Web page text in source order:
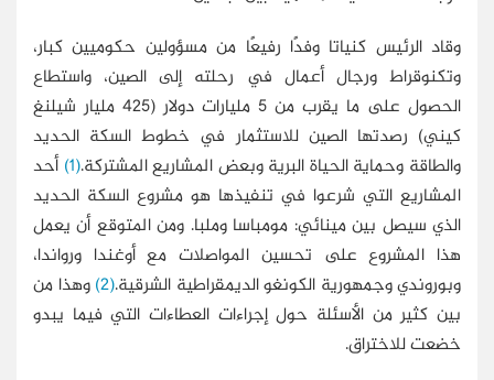
وقاد الرئيس كنياتا وفدًا رفيعًا من مسؤولين حكوميين كبار،
وتكنوقراط ورجال أعمال في رحلته إلى الصين، واستطاع
الحصول على ما يقرب من 5 مليارات دولار (425 مليار شيلنغ
كيني) رصدتها الصين للاستثمار في خطوط السكة الحديد
والطاقة وحماية الحياة البرية وبعض المشاريع المشتركة.(1) أحد
المشاريع التي شرعوا في تنفيذها هو مشروع السكة الحديد
الذي سيصل بين مينائي: مومباسا وملبا. ومن المتوقع أن يعمل
هذا المشروع على تحسين المواصلات مع أوغندا ورواندا،
وبوروندي وجمهورية الكونغو الديمقراطية الشرقية.(2)
وهذا من
بين كثير من الأسئلة حول إجراءات العطاءات التي فيما يبدو
خضعت للاختراق.